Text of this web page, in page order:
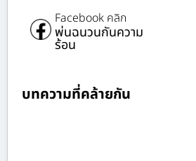
Facebook คลิก
พ่นฉนวนกันความ
ร้อน
บทความที่คล้ายกัน